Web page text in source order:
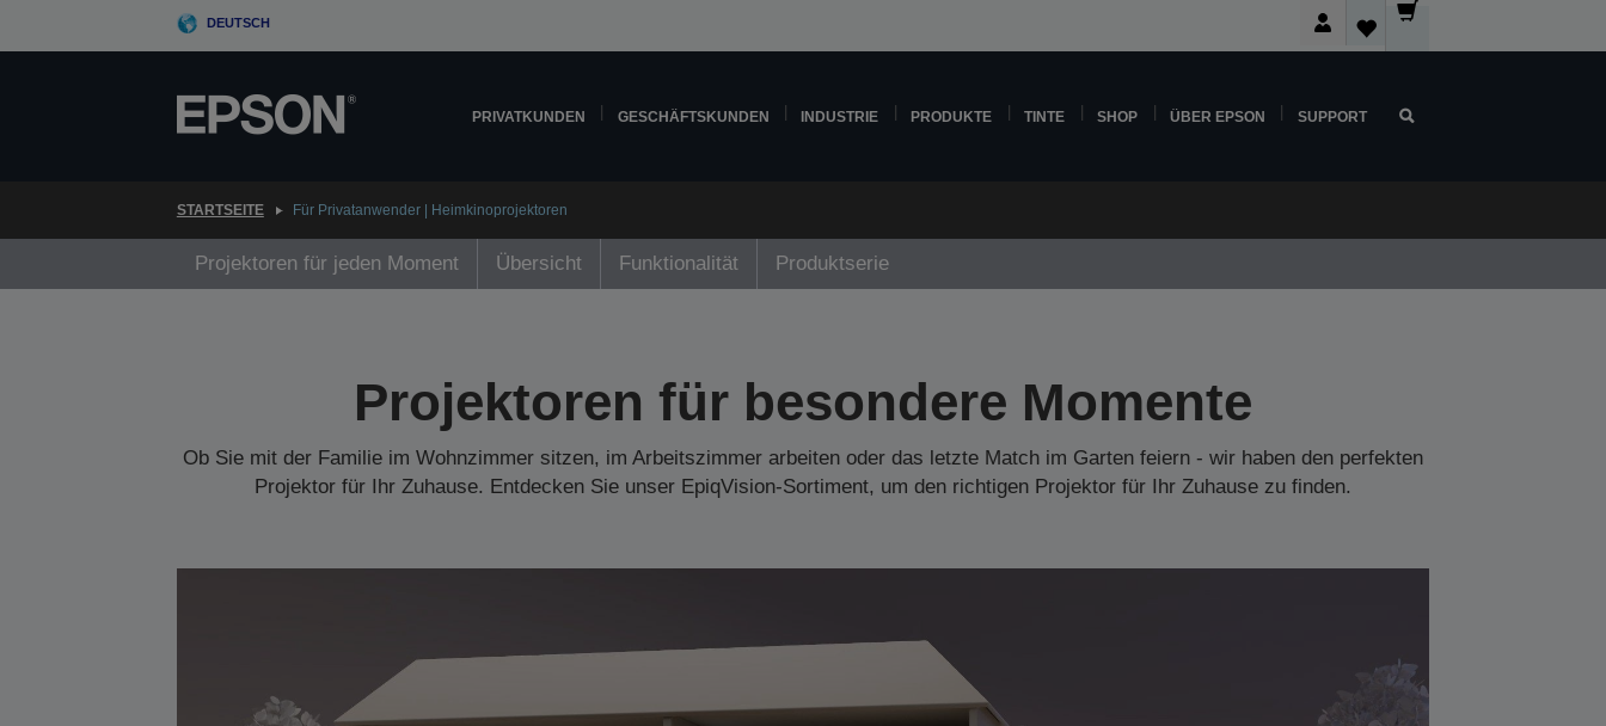
DEUTSCH
PRIVATKUNDEN GESCHÄFTSKUNDEN INDUSTRIE PRODUKTE TINTE SHOP ÜBER EPSON SUPPORT
STARTSEITE Für Privatanwender | Heimkinoprojektoren
Projektoren für jeden Moment Übersicht Funktionalität Produktserie
Projektoren für besondere Momente
Ob Sie mit der Familie im Wohnzimmer sitzen, im Arbeitszimmer arbeiten oder das letzte Match im Garten feiern - wir haben den perfekten
Projektor für Ihr Zuhause. Entdecken Sie unser EpiqVision-Sortiment, um den richtigen Projektor für Ihr Zuhause zu finden.